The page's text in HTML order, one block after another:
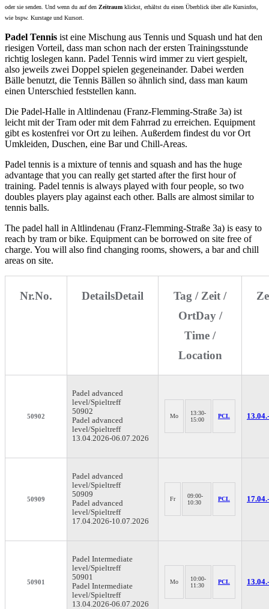
oder sie senden. Und wenn du auf den Zeitraum klickst, erhältst du einen Überblick über alle Kursinfos,
wie bspw. Kurstage und Kursort.
Padel Tennis ist eine Mischung aus Tennis und Squash und hat den
riesigen Vorteil, dass man schon nach der ersten Trainingsstunde
richtig loslegen kann. Padel Tennis wird immer zu viert gespielt,
also jeweils zwei Doppel spielen gegeneinander. Dabei werden
Bälle benutzt, die Tennis Bällen so ähnlich sind, dass man kaum
einen Unterschied feststellen kann.
Die Padel-Halle in Altlindenau (Franz-Flemming-Straße 3a) ist
leicht mit der Tram oder mit dem Fahrrad zu erreichen. Equipment
gibt es kostenfrei vor Ort zu leihen. Außerdem findest du vor Ort
Umkleiden, Duschen, eine Bar und Chill-Areas.
Padel tennis is a mixture of tennis and squash and has the huge
advantage that you can really get started after the first hour of
training. Padel tennis is always played with four people, so two
doubles players play against each other. Balls are almost similar to
tennis balls.
The padel hall in Altlindenau (Franz-Flemming-Straße 3a) is easy to
reach by tram or bike. Equipment can be borrowed on site free of
charge. You will also find changing rooms, showers, a bar and chill
areas on site.
Nr.No. DetailsDetail
Tag / Zeit /
OrtDay /
Time /
Location
50902
Padel advanced
level/Spieltreff
50902
Padel advanced
level/Spieltreff
13.04.2026-06.07.2026
Mo
13:30-
15:00
PCL 13.04.-
50909
Padel advanced
level/Spieltreff
50909
Padel advanced
level/Spieltreff
17.04.2026-10.07.2026
Fr
09:00-
10:30
PCL 17.04.-
50901
Padel Intermediate
level/Spieltreff
50901
Padel Intermediate
level/Spieltreff
13.04.2026-06.07.2026
Mo
10:00-
11:30
PCL 13.04.-